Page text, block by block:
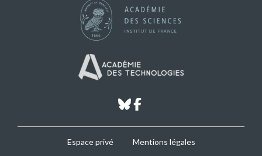
bluesky
Espace privé Mentions légales